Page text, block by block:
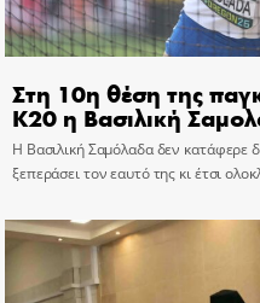
Στη 10η θέση της
Κ20 η Βασιλική
Η Βασιλική Σαμόλαδα δεν
ξεπεράσει τον εαυτό της κι έτσι